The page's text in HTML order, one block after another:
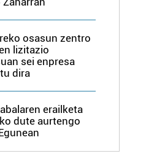
osasun zentro
lizitazio
sei enpresa
dira
erailketa
dute aurtengo